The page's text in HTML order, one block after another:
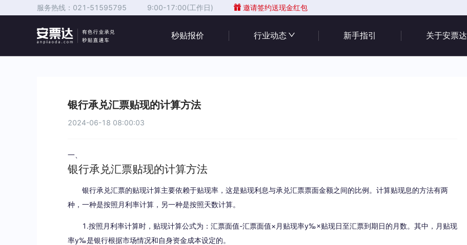
服务热线： 021-51595795 9:00-17:00(工作日) 邀请签约送现金红包
秒贴报价 行业动态 新手指引 关于安票达
银行承兑汇票贴现的计算方法
2024-06-18 08:00:03
一、
银行承兑汇票贴现的计算方法
银行承兑汇票的贴现计算主要依赖于贴现率，这是贴现利息与承兑汇票票面金额之间的比例。计算贴现息的方法有两
种，一种是按照月利率计算，另一种是按照天数计算。
1.按照月利率计算时，贴现计算公式为：汇票面值-汇票面值×月贴现率y‰×贴现日至汇票到期日的月数。其中，月贴现
率y‰是银行根据市场情况和自身资金成本设定的。